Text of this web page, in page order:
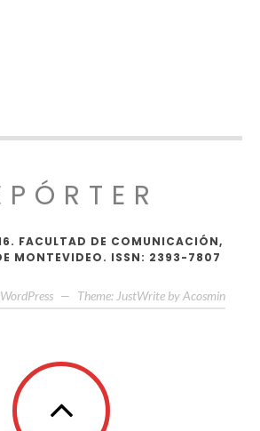
FACULTAD DE COMUNICACIÓN,
MONTEVIDEO. ISSN: 2393-7807
— Theme: JustWrite by Acosmin